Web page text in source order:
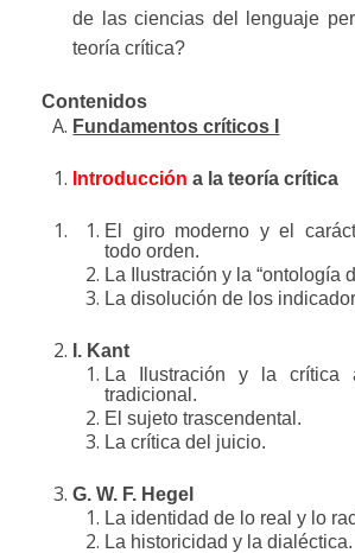
de las ciencias del lenguaje
teoría crítica?
Contenidos
Fundamentos críticos I
Introducción a la teoría crítica
El giro moderno y el
todo orden.
La Ilustración y la “ontología
La disolución de los
I. Kant
La Ilustración y la crítica
tradicional.
El sujeto trascendental.
La crítica del juicio.
G. W. F. Hegel
La identidad de lo real y lo
La historicidad y la dialéctica.